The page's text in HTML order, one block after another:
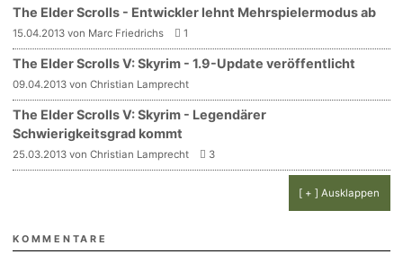
The Elder Scrolls - Entwickler lehnt Mehrspielermodus ab
15.04.2013 von Marc Friedrichs 1
The Elder Scrolls V: Skyrim - 1.9-Update veröffentlicht
09.04.2013 von Christian Lamprecht
The Elder Scrolls V: Skyrim - Legendärer
Schwierigkeitsgrad kommt
25.03.2013 von Christian Lamprecht 3
[ + ] Ausklappen
KOMMENTARE